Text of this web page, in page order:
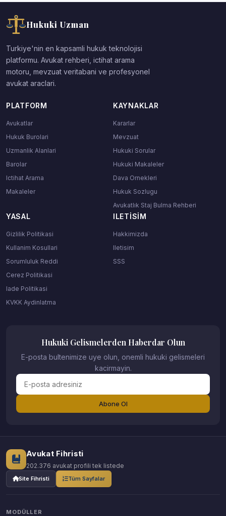
Hukuki Uzman
Turkiye'nin en kapsamli hukuk teknolojisi
platformu. Avukat rehberi, ictihat arama
motoru, mevzuat veritabani ve profesyonel
avukat araclari.
PLATFORM
Avukatlar
Hukuk Burolari
Uzmanlik Alanlari
Barolar
Ictihat Arama
Makaleler
KAYNAKLAR
Kararlar
Mevzuat
Hukuki Sorular
Hukuki Makaleler
Dava Ornekleri
Hukuk Sozlugu
Avukatlık Staj Bulma Rehberi
YASAL
Gizlilik Politikasi
Kullanim Kosullari
Sorumluluk Reddi
Cerez Politikasi
Iade Politikasi
KVKK Aydinlatma
ILETISIM
Hakkimizda
Iletisim
SSS
Hukuki Gelismelerden Haberdar Olun
E-posta bultenimize uye olun, onemli hukuki gelismeleri
kacirmayin.
Abone Ol
Avukat Fihristi
202.376 avukat profili tek listede
Site Fihristi Tüm Sayfalar
MODÜLLER